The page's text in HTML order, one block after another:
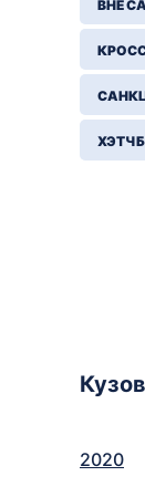
ВНЕ
2020